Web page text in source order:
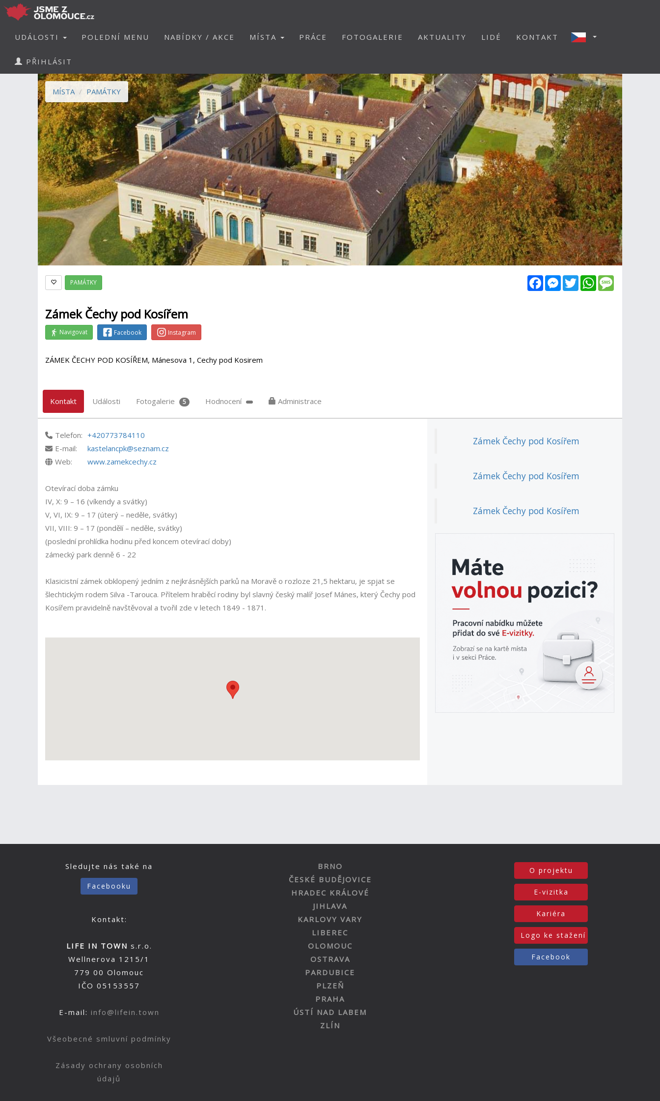
UDÁLOSTI POLEDNÍ MENU NABÍDKY / AKCE MÍSTA PRÁCE FOTOGALERIE AKTUALITY LIDÉ KONTAKT
PŘIHLÁSIT
MÍSTA PAMÁTKY
FacebookMessenger
TwitterWhatsApp
PAMÁTKY
Zámek Čechy pod Kosířem
Navigovat Facebook Instagram
ZÁMEK ČECHY POD KOSÍŘEM, Mánesova 1, Cechy pod Kosirem
Kontakt Události Fotogalerie 5 Hodnocení Administrace
Telefon: +420773784110
E-mail:
kastelancpk@seznam.cz
Web:
www.zamekcechy.cz
Otevírací doba zámku
IV, X: 9 – 16 (víkendy a svátky)
V, VI, IX: 9 – 17 (úterý – neděle, svátky)
VII, VIII: 9 – 17 (pondělí – neděle, svátky)
(poslední prohlídka hodinu před koncem otevírací doby)
zámecký park denně 6 - 22
Klasicistní zámek obklopený jedním z nejkrásnějších parků na Moravě o rozloze 21,5 hektaru, je spjat se
šlechtickým rodem Silva -Tarouca. Přítelem hraběcí rodiny byl slavný český malíř Josef Mánes, který Čechy pod
Kosířem pravidelně navštěvoval a tvořil zde v letech 1849 - 1871.
Zámek Čechy pod Kosířem
Zámek Čechy pod Kosířem
Zámek Čechy pod Kosířem
Sledujte nás také na
Facebooku
Kontakt:
LIFE IN TOWN s.r.o.
Wellnerova 1215/1
779 00 Olomouc
IČO 05153557
E-mail: info@lifein.town
Všeobecné smluvní podmínky
Zásady ochrany osobních
údajů
BRNO
ČESKÉ BUDĚJOVICE
HRADEC KRÁLOVÉ
JIHLAVA
KARLOVY VARY
LIBEREC
OLOMOUC
OSTRAVA
PARDUBICE
PLZEŇ
PRAHA
ÚSTÍ NAD LABEM
ZLÍN
O projektu
E-vizitka
Kariéra
Logo ke stažení
Facebook